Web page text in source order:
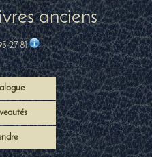
anciens
27 81